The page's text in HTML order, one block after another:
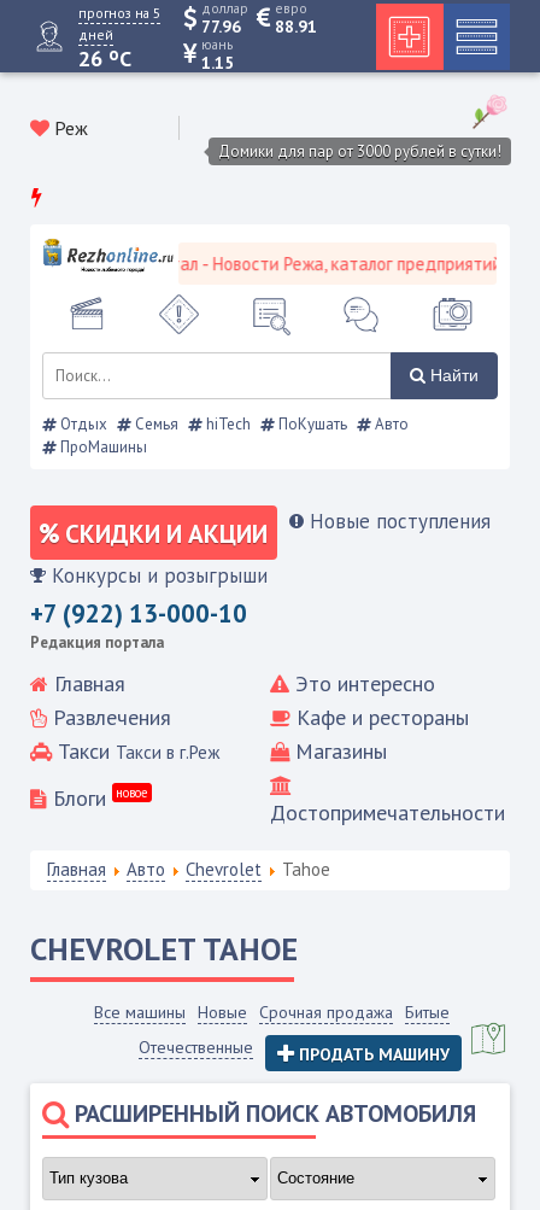
прогноз на 5
дней
26 oC
доллар
77.96
евро
88.91
юань
1.15
Реж
Домики для пар от 3000 рублей в сутки!
городской портал - Новости Режа, каталог предприятий,
Найти
Отдых Семья hiTech ПоКушать
Авто
ПроМашины
СКИДКИ И АКЦИИ Новые поступления
Конкурсы и розыгрыши
+7 (922) 13-000-10
Редакция портала
Главная
Это интересно
Развлечения
Кафе и рестораны
Такси Такси в г.Реж
Магазины
Блоги
новое
Достопримечательности
Главная Авто Chevrolet Tahoe
CHEVROLET TAHOE
Все машины Новые Срочная продажа
Битые
Отечественные
ПРОДАТЬ МАШИНУ
РАСШИРЕННЫЙ ПОИСК АВТОМОБИЛЯ